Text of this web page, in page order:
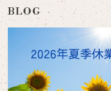
BLOG